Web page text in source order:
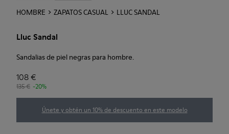
HOMBRE ZAPATOS CASUAL LLUC SANDAL
Lluc Sandal
Sandalias de piel negras para hombre.
108 €
135 € -20%
Únete y obtén un 10% de descuento en este modelo